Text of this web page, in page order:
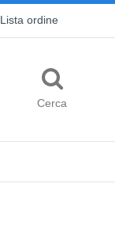
Lista ordine
Cerca